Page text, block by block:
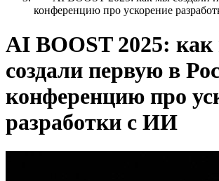
конференцию про ускорение
AI BOOST 2025:
создали первую в
конференцию про
разработки с ИИ